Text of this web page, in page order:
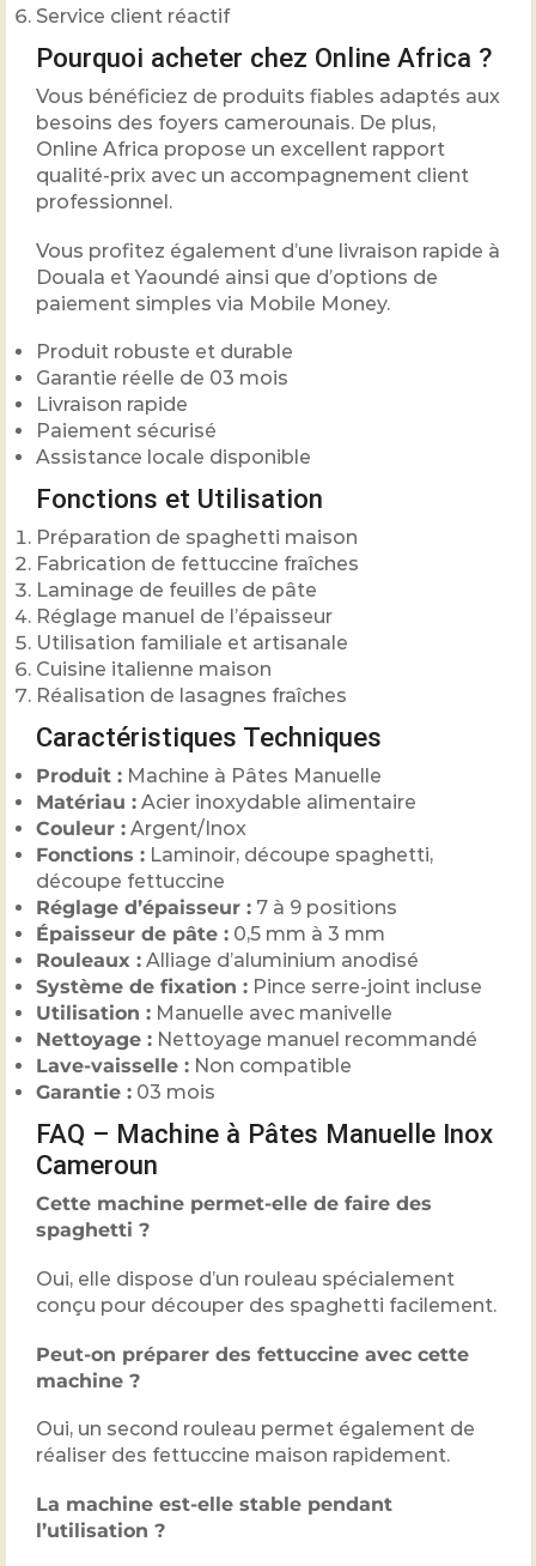
Service client réactif
Pourquoi acheter chez Online Africa ?
Vous bénéficiez de produits fiables adaptés aux
besoins des foyers camerounais. De plus,
Online Africa propose un excellent rapport
qualité-prix avec un accompagnement client
professionnel.
Vous profitez également d’une livraison rapide à
Douala et Yaoundé ainsi que d’options de
paiement simples via Mobile Money.
Produit robuste et durable
Garantie réelle de 03 mois
Livraison rapide
Paiement sécurisé
Assistance locale disponible
Fonctions et Utilisation
Préparation de spaghetti maison
Fabrication de fettuccine fraîches
Laminage de feuilles de pâte
Réglage manuel de l’épaisseur
Utilisation familiale et artisanale
Cuisine italienne maison
Réalisation de lasagnes fraîches
Caractéristiques Techniques
Produit : Machine à Pâtes Manuelle
Matériau : Acier inoxydable alimentaire
Couleur : Argent/Inox
Fonctions : Laminoir, découpe spaghetti,
découpe fettuccine
Réglage d’épaisseur : 7 à 9 positions
Épaisseur de pâte : 0,5 mm à 3 mm
Rouleaux : Alliage d’aluminium anodisé
Système de fixation : Pince serre-joint incluse
Utilisation : Manuelle avec manivelle
Nettoyage : Nettoyage manuel recommandé
Lave-vaisselle : Non compatible
Garantie : 03 mois
FAQ – Machine à Pâtes Manuelle Inox
Cameroun
Cette machine permet-elle de faire des
spaghetti ?
Oui, elle dispose d’un rouleau spécialement
conçu pour découper des spaghetti facilement.
Peut-on préparer des fettuccine avec cette
machine ?
Oui, un second rouleau permet également de
réaliser des fettuccine maison rapidement.
La machine est-elle stable pendant
l’utilisation ?